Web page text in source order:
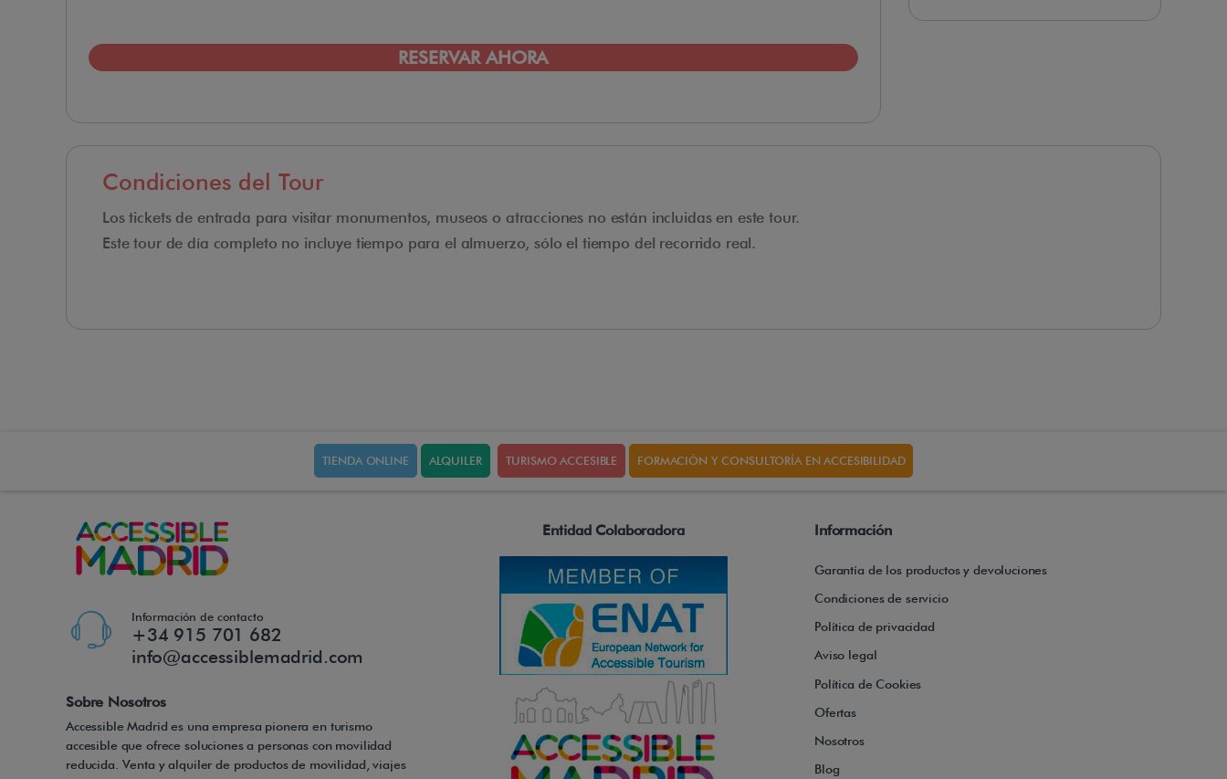
RESERVAR AHORA
Condiciones del Tour
Los tickets de entrada para visitar monumentos, museos o atracciones no están incluidas en este tour.
Este tour de día completo no incluye tiempo para el almuerzo, sólo el tiempo del recorrido real.
TIENDA ONLINE ALQUILER TURISMO ACCESIBLE FORMACIÓN Y CONSULTORÍA EN ACCESIBILIDAD
Información de contacto
+34 915 701 682
info@accessiblemadrid.com
Sobre Nosotros
Accessible Madrid es una empresa pionera en turismo
accesible que ofrece soluciones a personas con movilidad
reducida. Venta y alquiler de productos de movilidad, viajes
Entidad Colaboradora Información
Garantía de los productos y devoluciones
Condiciones de servicio
Política de privacidad
Aviso legal
Política de Cookies
Ofertas
Nosotros
Blog